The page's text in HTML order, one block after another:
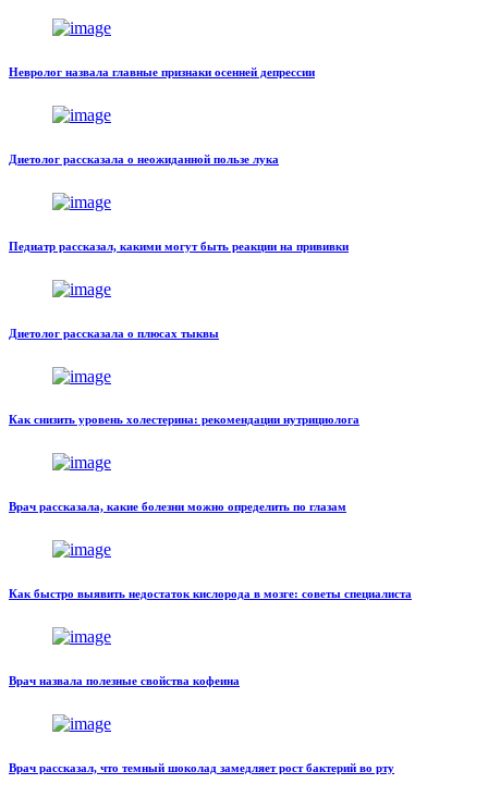
Невролог назвала главные признаки осенней депрессии
Диетолог рассказала о неожиданной пользе лука
Педиатр рассказал, какими могут быть реакции на прививки
Диетолог рассказала о плюсах тыквы
Как снизить уровень холестерина: рекомендации нутрициолога
Врач рассказала, какие болезни можно определить по глазам
Как быстро выявить недостаток кислорода в мозге: советы специалиста
Врач назвала полезные свойства кофеина
Врач рассказал, что темный шоколад замедляет рост бактерий во рту